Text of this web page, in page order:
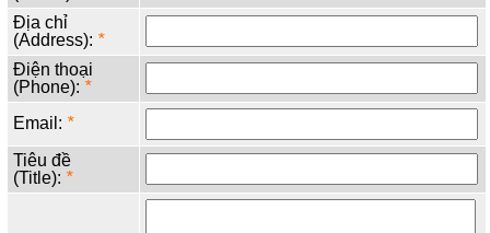
Địa chỉ
(Address): *
Điện thoại
(Phone): *
Email: *
Tiêu đề
(Title): *